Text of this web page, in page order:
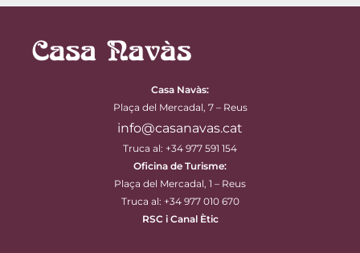
Casa Navàs:
Plaça del Mercadal, 7 – Reus
info@casanavas.cat
Truca al: +34 977 591 154
Oficina de Turisme:
Plaça del Mercadal, 1 – Reus
Truca al: +34 977 010 670
RSC i Canal Ètic